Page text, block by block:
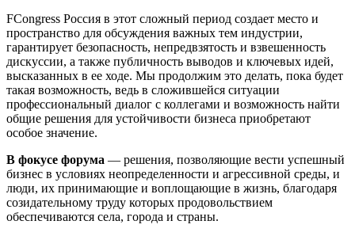
FCongress Россия в этот сложный период создает место и
пространство для обсуждения важных тем индустрии,
гарантирует безопасность, непредвзятость и взвешенность
дискуссии, а также публичность выводов и ключевых идей,
высказанных в ее ходе. Мы продолжим это делать, пока будет
такая возможность, ведь в сложившейся ситуации
профессиональный диалог с коллегами и возможность найти
общие решения для устойчивости бизнеса приобретают
особое значение.
В фокусе форума — решения, позволяющие вести успешный
бизнес в условиях неопределенности и агрессивной среды, и
люди, их принимающие и воплощающие в жизнь, благодаря
созидательному труду которых продовольствием
обеспечиваются села, города и страны.